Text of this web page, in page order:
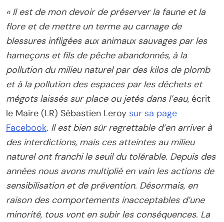
« Il est de mon devoir de préserver la faune et la
flore et de mettre un terme au carnage de
blessures infligées aux animaux sauvages par les
hameçons et fils de pêche abandonnés, à la
pollution du milieu naturel par des kilos de plomb
et à la pollution des espaces par les déchets et
mégots laissés sur place ou jetés dans l’eau, écrit
le Maire (LR) Sébastien Leroy sur sa page
Facebook. Il est bien sûr regrettable d’en arriver à
des interdictions, mais ces atteintes au milieu
naturel ont franchi le seuil du tolérable. Depuis des
années nous avons multiplié en vain les actions de
sensibilisation et de prévention. Désormais, en
raison des comportements inacceptables d’une
minorité, tous vont en subir les conséquences. La